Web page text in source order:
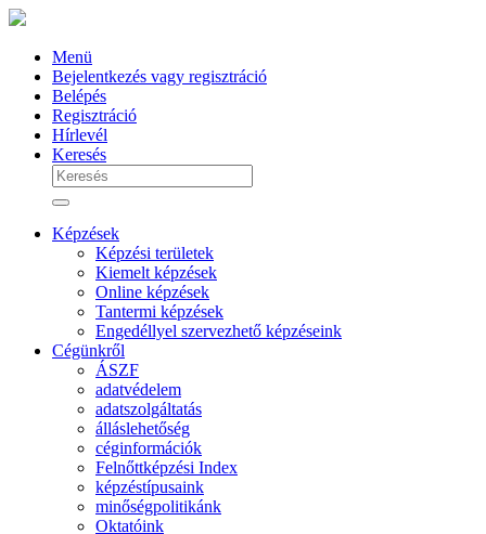
Menü
Bejelentkezés vagy regisztráció
Belépés
Regisztráció
Hírlevél
Keresés
Képzések
Képzési területek
Kiemelt képzések
Online képzések
Tantermi képzések
Engedéllyel szervezhető képzéseink
Cégünkről
ÁSZF
adatvédelem
adatszolgáltatás
álláslehetőség
céginformációk
Felnőttképzési Index
képzéstípusaink
minőségpolitikánk
Oktatóink